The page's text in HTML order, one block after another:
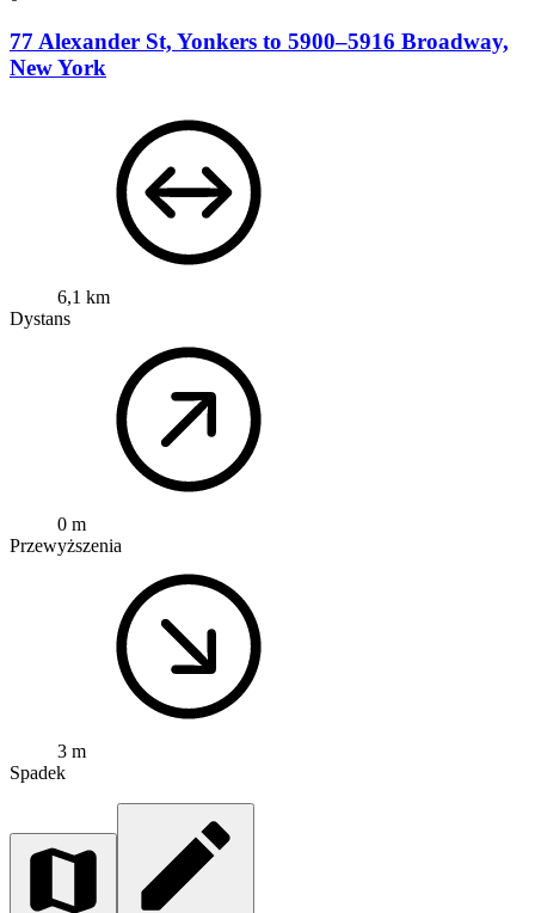
77 Alexander St, Yonkers to 5900–5916 Broadway,
New York
6,1 km
Dystans
0 m
Przewyższenia
3 m
Spadek